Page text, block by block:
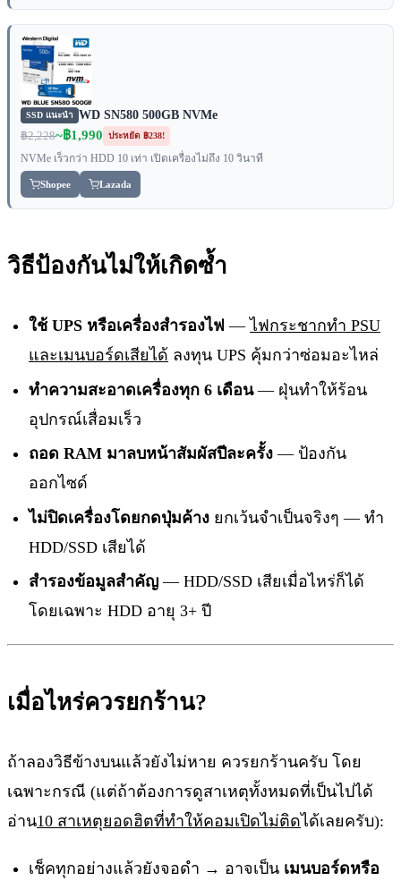
SSD แนะนำ
WD SN580 500GB NVMe
฿2,228~฿1,990 ประหยัด ฿238!
NVMe เร็วกว่า HDD 10 เท่า เปิดเครื่องไม่ถึง 10 วินาที
Shopee Lazada
วิธีป้องกันไม่ให้เกิดซ้ำ
ใช้ UPS หรือเครื่องสำรองไฟ — ไฟกระชากทำ PSU
และเมนบอร์ดเสียได้ ลงทุน UPS คุ้มกว่าซ่อมอะไหล่
ทำความสะอาดเครื่องทุก 6 เดือน— ฝุ่นทำให้ร้อน
อุปกรณ์เสื่อมเร็ว
ถอด RAM มาลบหน้าสัมผัสปีละครั้ง — ป้องกัน
ออกไซด์
ไม่ปิดเครื่องโดยกดปุ่มค้าง ยกเว้นจำเป็นจริงๆ — ทำ
HDD/SSD เสียได้
สำรองข้อมูลสำคัญ — HDD/SSD เสียเมื่อไหร่ก็ได้
โดยเฉพาะ HDD อายุ 3+ ปี
เมื่อไหร่ควรยกร้าน?
ถ้าลองวิธีข้างบนแล้วยังไม่หาย ควรยกร้านครับ โดย
เฉพาะกรณี (แต่ถ้าต้องการดูสาเหตุทั้งหมดที่เป็นไปได้
อ่าน10 สาเหตุยอดฮิตที่ทำให้คอมเปิดไม่ติดได้เลยครับ):
เช็คทุกอย่างแล้วยังจอดำ → อาจเป็น เมนบอร์ดหรือ